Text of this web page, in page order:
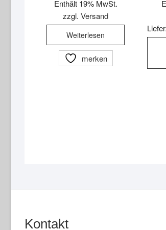
Enthält 19% MwSt.
zzgl.Versand
Weiterlesen
merken
Kontakt